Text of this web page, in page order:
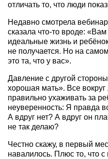
отличать то, что люди
Недавно смотрела вебинар
сказала что-то вроде: «Вам
идеальные жизнь и
не получается. Но на
это та, что у вас».
Давление с другой
хорошая мать». Все вокруг
правильно ухаживать за
неуверенность: Я правда
А вдруг нет? А вдруг он
не так делаю?
Честно скажу, в первый
навалилось. Плюс то, что